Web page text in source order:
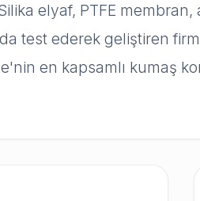
elyaf, PTFE
test ederek geliştiren
en kapsamlı kumaş